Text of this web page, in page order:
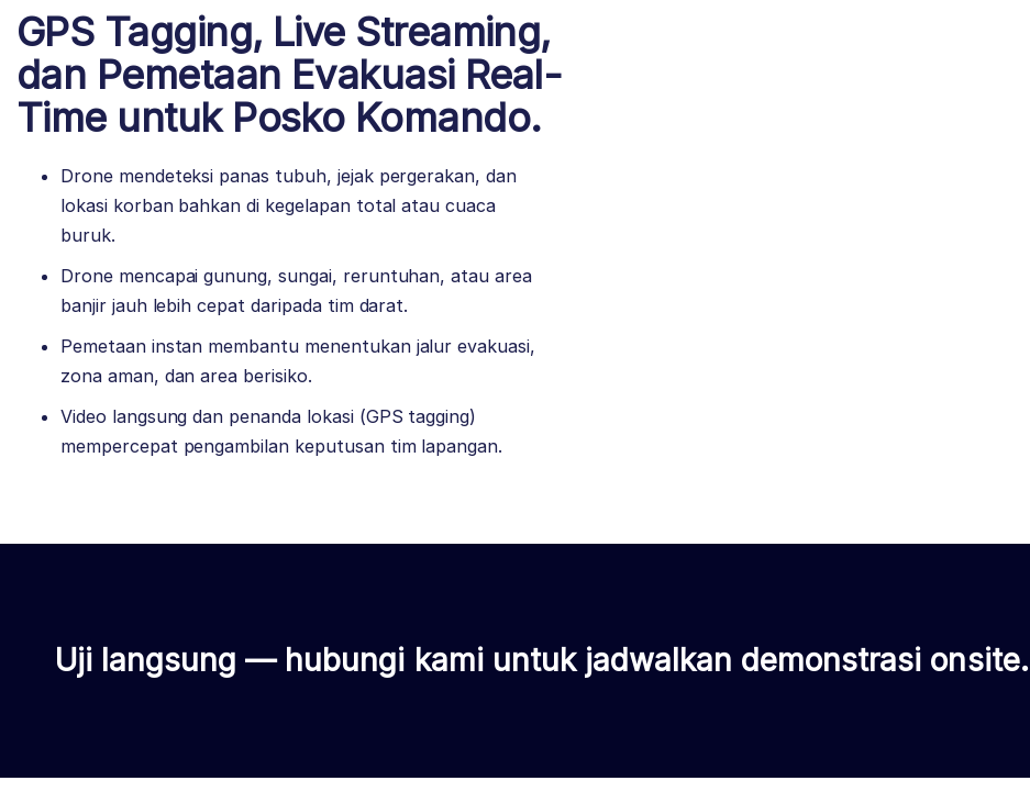
GPS Tagging, Live Streaming,
dan Pemetaan Evakuasi Real-
Time untuk Posko Komando.
Drone mendeteksi panas tubuh, jejak pergerakan, dan
lokasi korban bahkan di kegelapan total atau cuaca
buruk.
Drone mencapai gunung, sungai, reruntuhan, atau area
banjir jauh lebih cepat daripada tim darat.
Pemetaan instan membantu menentukan jalur evakuasi,
zona aman, dan area berisiko.
Video langsung dan penanda lokasi (GPS tagging)
mempercepat pengambilan keputusan tim lapangan.
Uji langsung — hubungi kami untuk jadwalkan demonstrasi onsite.